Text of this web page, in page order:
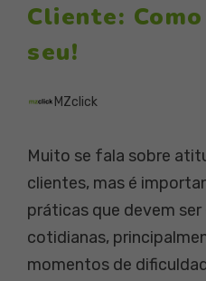
Cliente:
seu!
MZclick
Muito se fala sobre
clientes, mas é
práticas que devem
cotidianas,
momentos de